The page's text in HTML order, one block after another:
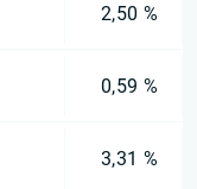
2,50 %
0,59 %
3,31 %